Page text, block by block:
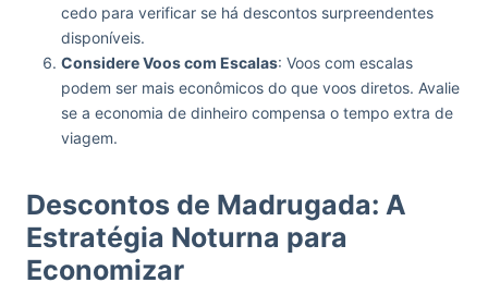
cedo para verificar se há descontos surpreendentes
disponíveis.
Considere Voos com Escalas: Voos com escalas
podem ser mais econômicos do que voos diretos. Avalie
se a economia de dinheiro compensa o tempo extra de
viagem.
Descontos de Madrugada: A
Estratégia Noturna para
Economizar